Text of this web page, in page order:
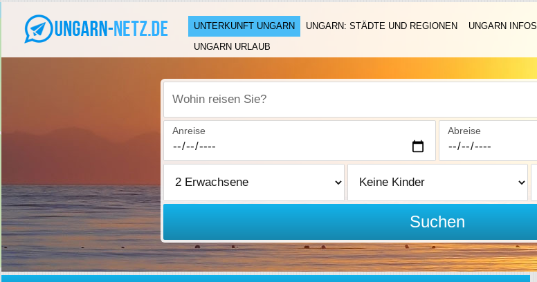
UNTERKUNFT UNGARN UNGARN: STÄDTE UND REGIONEN
UNGARN INFOS
UNGARN URLAUB
Wohin reisen Sie?
Anreise Abreise
Suchen